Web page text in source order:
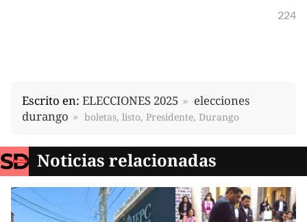
224
Escrito en: ELECCIONES 2025
elecciones
durango
boletas, listo, Presidente, Durango
Noticias relacionadas